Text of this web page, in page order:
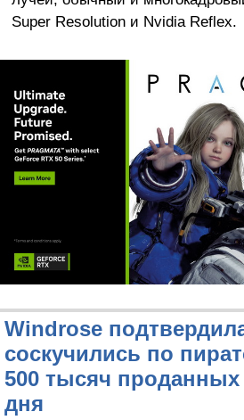
Super Resolution и Nvidia Reflex.
Windrose
соскучились по
500 тысяч проданных
дня